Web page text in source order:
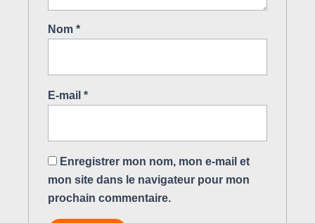
Nom *
E-mail *
Enregistrer mon nom, mon e-mail et
mon site dans le navigateur pour mon
prochain commentaire.